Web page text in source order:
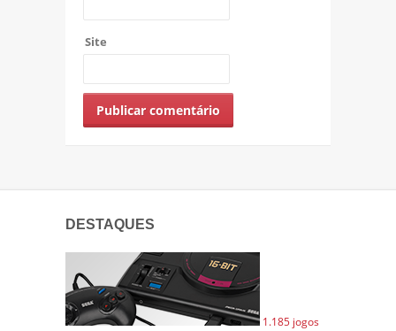
Site
DESTAQUES
1.185 jogos